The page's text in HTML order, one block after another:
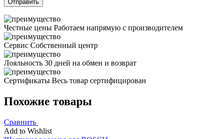
Честные цены Работаем напрямую с производителем
Сервис Собственный центр
Лояльность 30 дней на обмен и возврат
Сертификаты Весь товар сертифицирован
Похожие товары
Сравнить
Add to Wishlist